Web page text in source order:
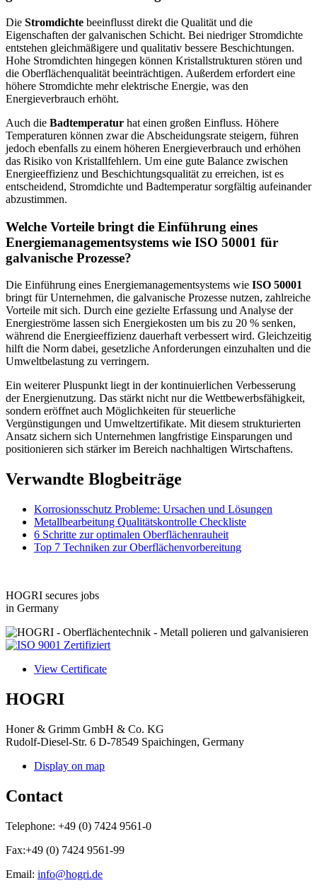
Die Stromdichte beeinflusst direkt die Qualität und die
Eigenschaften der galvanischen Schicht. Bei niedriger Stromdichte
entstehen gleichmäßigere und qualitativ bessere Beschichtungen.
Hohe Stromdichten hingegen können Kristallstrukturen stören und
die Oberflächenqualität beeinträchtigen. Außerdem erfordert eine
höhere Stromdichte mehr elektrische Energie, was den
Energieverbrauch erhöht.
Auch die Badtemperatur hat einen großen Einfluss. Höhere
Temperaturen können zwar die Abscheidungsrate steigern, führen
jedoch ebenfalls zu einem höheren Energieverbrauch und erhöhen
das Risiko von Kristallfehlern. Um eine gute Balance zwischen
Energieeffizienz und Beschichtungsqualität zu erreichen, ist es
entscheidend, Stromdichte und Badtemperatur sorgfältig aufeinander
abzustimmen.
Welche Vorteile bringt die Einführung eines
Energiemanagementsystems wie ISO 50001 für
galvanische Prozesse?
Die Einführung eines Energiemanagementsystems wie ISO 50001
bringt für Unternehmen, die galvanische Prozesse nutzen, zahlreiche
Vorteile mit sich. Durch eine gezielte Erfassung und Analyse der
Energieströme lassen sich Energiekosten um bis zu 20 % senken,
während die Energieeffizienz dauerhaft verbessert wird. Gleichzeitig
hilft die Norm dabei, gesetzliche Anforderungen einzuhalten und die
Umweltbelastung zu verringern.
Ein weiterer Pluspunkt liegt in der kontinuierlichen Verbesserung
der Energienutzung. Das stärkt nicht nur die Wettbewerbsfähigkeit,
sondern eröffnet auch Möglichkeiten für steuerliche
Vergünstigungen und Umweltzertifikate. Mit diesem strukturierten
Ansatz sichern sich Unternehmen langfristige Einsparungen und
positionieren sich stärker im Bereich nachhaltigen Wirtschaftens.
Verwandte Blogbeiträge
Korrosionsschutz Probleme: Ursachen und Lösungen
Metallbearbeitung Qualitätskontrolle Checkliste
6 Schritte zur optimalen Oberflächenrauheit
Top 7 Techniken zur Oberflächenvorbereitung
HOGRI secures jobs
in Germany
View Certificate
HOGRI
Honer & Grimm GmbH & Co. KG
Rudolf-Diesel-Str. 6 D-78549 Spaichingen, Germany
Display on map
Contact
Telephone: +49 (0) 7424 9561-0
Fax:+49 (0) 7424 9561-99
Email: info@hogri.de